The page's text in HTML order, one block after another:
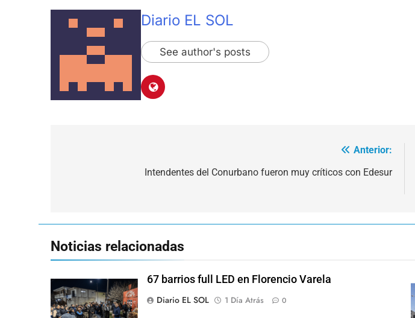
Diario EL SOL
See author's posts
Anterior:
Intendentes del Conurbano fueron muy críticos con Edesur
Noticias relacionadas
67 barrios full LED en Florencio Varela
Diario EL SOL
1 Día Atrás 0